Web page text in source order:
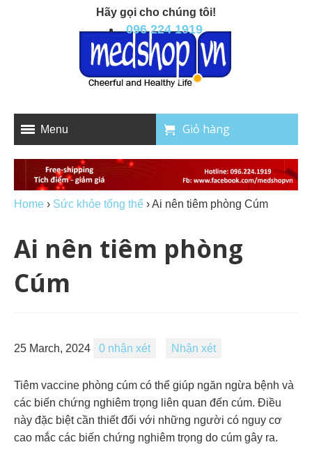
Menu Giỏ hàng
Hãy gọi cho chúng tôi!
096 224 1919
Home › Sức khỏe tổng thể ›Ai nên tiêm phòng Cúm
Ai nên tiêm phòng
Cúm
25 March, 2024 0 nhận xét Nhận xét
Tiêm vaccine phòng cúm có thể giúp ngăn ngừa bệnh và
các biến chứng nghiêm trọng liên quan đến cúm. Điều
này đặc biệt cần thiết đối với những người có nguy cơ
cao mắc các biến chứng nghiêm trọng do cúm gây ra.